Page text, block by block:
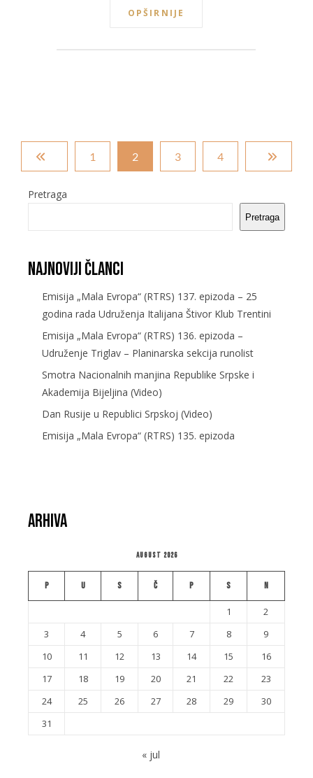
OPŠIRNIJE
1 2 3 4
Pretraga
Pretraga
Najnoviji članci
Emisija „Mala Evropa“ (RTRS) 137. epizoda – 25
godina rada Udruženja Italijana Štivor Klub Trentini
Emisija „Mala Evropa“ (RTRS) 136. epizoda –
Udruženje Triglav – Planinarska sekcija runolist
Smotra Nacionalnih manjina Republike Srpske i
Akademija Bijeljina (Video)
Dan Rusije u Republici Srpskoj (Video)
Emisija „Mala Evropa“ (RTRS) 135. epizoda
Arhiva
August 2026
P U S Č P S N
1
2
3
4 5 6 7 8
9
10
11 12 13 14 15
16
17
18 19 20 21 22
23
24
25 26 27 28 29
30
31
« jul